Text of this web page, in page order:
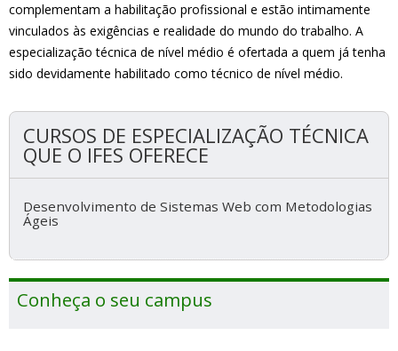
complementam a habilitação profissional e estão intimamente
vinculados às exigências e realidade do mundo do trabalho. A
especialização técnica de nível médio é ofertada a quem já tenha
sido devidamente habilitado como técnico de nível médio.
CURSOS DE ESPECIALIZAÇÃO TÉCNICA
QUE O IFES OFERECE
Desenvolvimento de Sistemas Web com Metodologias
Ágeis
Conheça o seu campus